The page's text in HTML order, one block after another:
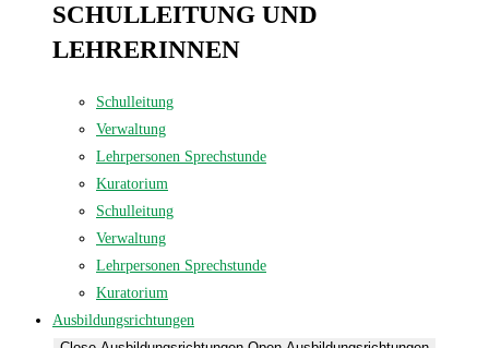
SCHULLEITUNG UND
LEHRERINNEN
Schulleitung
Verwaltung
Lehrpersonen Sprechstunde
Kuratorium
Schulleitung
Verwaltung
Lehrpersonen Sprechstunde
Kuratorium
Ausbildungsrichtungen